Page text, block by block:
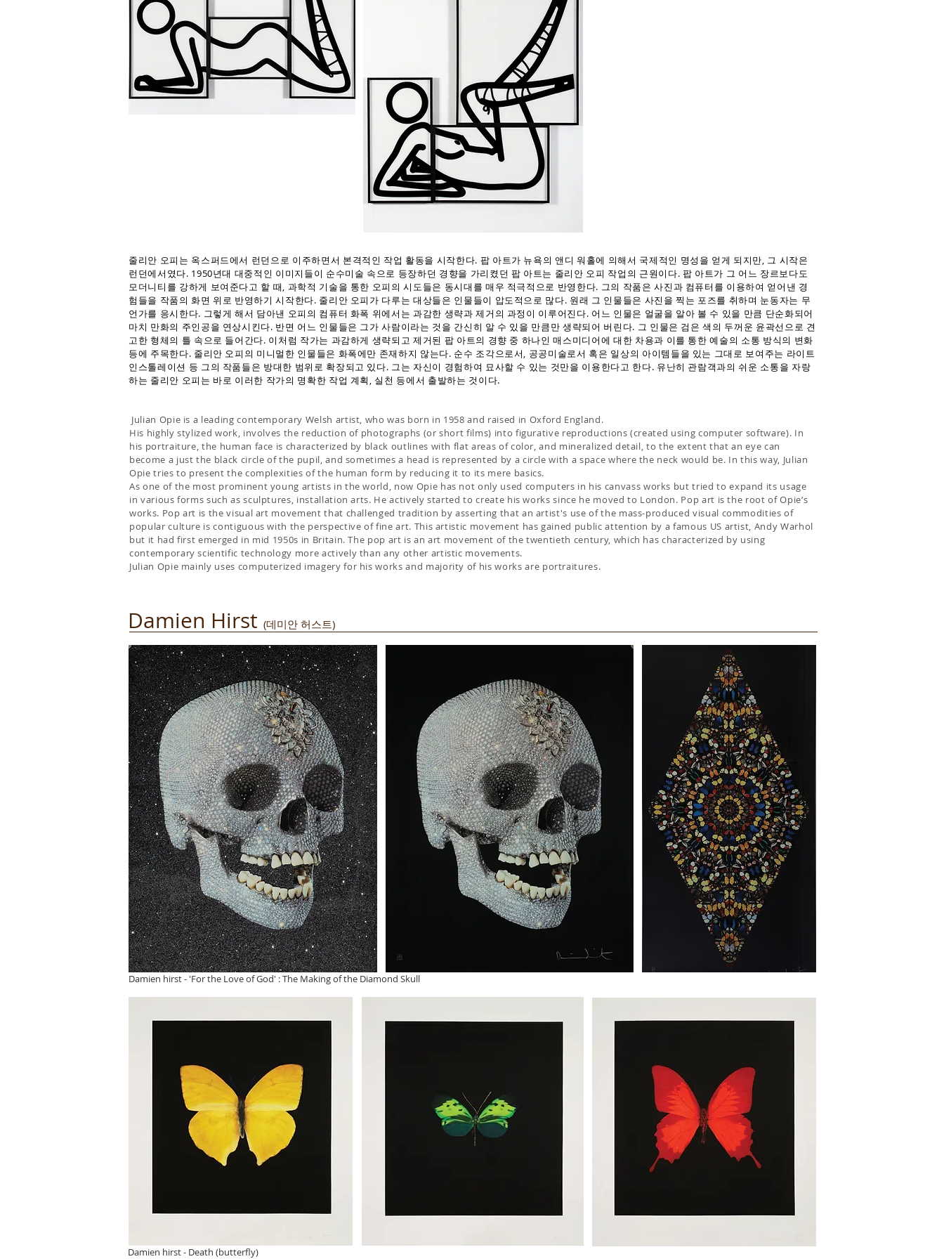
줄리안 오피는 옥스퍼드에서 런던으로 이주하면서 본격적인 작업 활동을 시작한다. 팝 아트가 뉴욕의 앤디 워홀에 의해서 국제적인 명성을 얻게 되지만, 그 시작은
런던에서였다. 1950년대 대중적인 이미지들이 순수미술 속으로 등장하던 경향을 가리켰던 팝 아트는 줄리안 오피 작업의 근원이다. 팝 아트가 그 어느 장르보다도
모더니티를 강하게 보여준다고 할 때, 과학적 기술을 통한 오피의 시도들은 동시대를 매우 적극적으로 반영한다. 그의 작품은 사진과 컴퓨터를 이용하여 얻어낸 경
험들을 작품의 화면 위로 반영하기 시작한다. 줄리안 오피가 다루는 대상들은 인물들이 압도적으로 많다. 원래 그 인물들은 사진을 찍는 포즈를 취하며 눈동자는 무
언가를 응시한다. 그렇게 해서 담아낸 오피의 컴퓨터 화폭 위에서는 과감한 생략과 제거의 과정이 이루어진다. 어느 인물은 얼굴을 알아 볼 수 있을 만큼 단순화되어
마치 만화의 주인공을 연상시킨다. 반면 어느 인물들은 그가 사람이라는 것을 간신히 알 수 있을 만큼만 생략되어 버린다. 그 인물은 검은 색의 두꺼운 윤곽선으로 견
고한 형체의 틀 속으로 들어간다. 이처럼 작가는 과감하게 생략되고 제거된 팝 아트의 경향 중 하나인 매스미디어에 대한 차용과 이를 통한 예술의 소통 방식의 변화
등에 주목한다. 줄리안 오피의 미니멀한 인물들은 화폭에만 존재하지 않는다. 순수 조각으로서, 공공미술로서 혹은 일상의 아이템들을 있는 그대로 보여주는 라이트
인스톨레이션 등 그의 작품들은 방대한 범위로 확장되고 있다. 그는 자신이 경험하여 묘사할 수 있는 것만을 이용한다고 한다. 유난히 관람객과의 쉬운 소통을 자랑
하는 줄리안 오피는 바로 이러한 작가의 명확한 작업 계획, 실천 등에서 출발하는 것이다.
Julian Opie is a leading contemporary Welsh artist, who was born in 1958 and raised in Oxford England.
His highly stylized work, involves the reduction of photographs (or short films) into figurative reproductions (created using computer software). In
his portraiture, the human face is characterized by black outlines with flat areas of color, and mineralized detail, to the extent that an eye can
become a just the black circle of the pupil, and sometimes a head is represented by a circle with a space where the neck would be. In this way, Julian
Opie tries to present the complexities of the human form by reducing it to its mere basics.
As one of the most prominent young artists in the world, now Opie has not only used computers in his canvass works but tried to expand its usage
in various forms such as sculptures, installation arts. He actively started to create his works since he moved to London. Pop art is the root of Opie’s
works. Pop art is the visual art movement that challenged tradition by asserting that an artist's use of the mass-produced visual commodities of
popular culture is contiguous with the perspective of fine art. This artistic movement has gained public attention by a famous US artist, Andy Warhol
but it had first emerged in mid 1950s in Britain. The pop art is an art movement of the twentieth century, which has characterized by using
contemporary scientific technology more actively than any other artistic movements.
Julian Opie mainly uses computerized imagery for his works and majority of his works are portraitures.
Damien Hirst (데미안 허스트)
Damien hirst - 'For the Love of God' :The Making of the Diamond Skull
Damien hirst - Death (butterfly)